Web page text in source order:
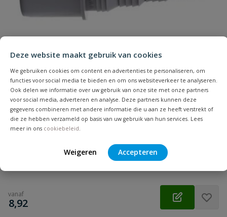
Deze website maakt gebruik van cookies
We gebruiken cookies om content en advertenties te personaliseren, om
functies voor social media te bieden en om ons websiteverkeer te analyseren.
Ook delen we informatie over uw gebruik van onze site met onze partners
voor social media, adverteren en analyse. Deze partners kunnen deze
gegevens combineren met andere informatie die u aan ze heeft verstrekt of
die ze hebben verzameld op basis van uw gebruik van hun services. Lees
meer in ons cookiebeleid.
Weigeren Accepteren
Samenvatting
Beoordeling
Beoordeling versturen
Airfit verloop PP buis x slangtule
Met een Airfit verloop slangtule x buitendraad maakt u
eenvoudig een overgang van een flexibele slang naar een PVC
vanaf
€
8,92